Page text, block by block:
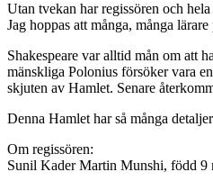
Utan tvekan har regissören och
Jag hoppas att många, många
Shakespeare var alltid mån om att
mänskliga Polonius försöker vara
skjuten av Hamlet. Senare
Denna Hamlet har så många
Om regissören:
Sunil Kader Martin Munshi, född 9